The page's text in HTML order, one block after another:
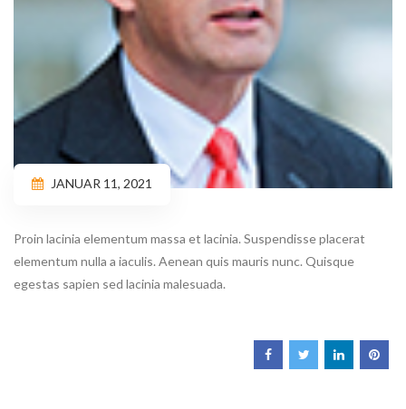
JANUAR 11, 2021
Proin lacinia elementum massa et lacinia. Suspendisse placerat
elementum nulla a iaculis. Aenean quis mauris nunc. Quisque
egestas sapien sed lacinia malesuada.